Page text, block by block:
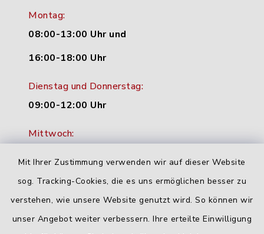
Mit Ihrer Zustimmung verwenden wir auf dieser Website
sog. Tracking-Cookies, die es uns ermöglichen besser zu
verstehen, wie unsere Website genutzt wird. So können wir
unser Angebot weiter verbessern. Ihre erteilte Einwilligung
Montag:
08:00-13:00 Uhr und
16:00-18:00 Uhr
Dienstag und Donnerstag:
09:00-12:00 Uhr
Mittwoch:
Freitag:
geschlossen